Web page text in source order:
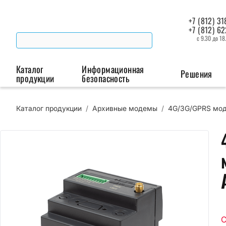
+7 (812)
+7 (812)
с 9.30 до
Каталог
продукции
Беспроводная связь Промышленная автоматизация
Информационная
безопасность Решения
Каталог продукции / Архивные модемы / 4G/3G/GPRS